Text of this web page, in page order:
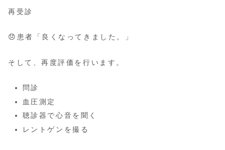
再受診
😞患者「良くなってきました。」
そして、再度評価を行います。
問診
血圧測定
聴診器で心音を聞く
レントゲンを撮る